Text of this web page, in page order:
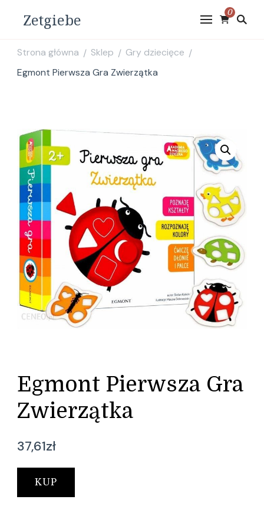
Zetgiebe 0
Strona główna / Sklep / Gry dziecięce /
Egmont Pierwsza Gra Zwierzątka
Egmont Pierwsza Gra
Zwierzątka
37,61zł
KUP